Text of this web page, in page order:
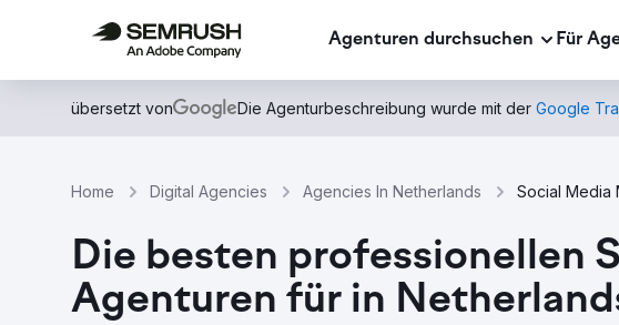
Agenturen durchsuchen Für
übersetzt von Die Agenturbeschreibung wurde mit der Google
Home Digital Agencies Agencies In Netherlands Social Media
Die besten professionellen
Agenturen für in